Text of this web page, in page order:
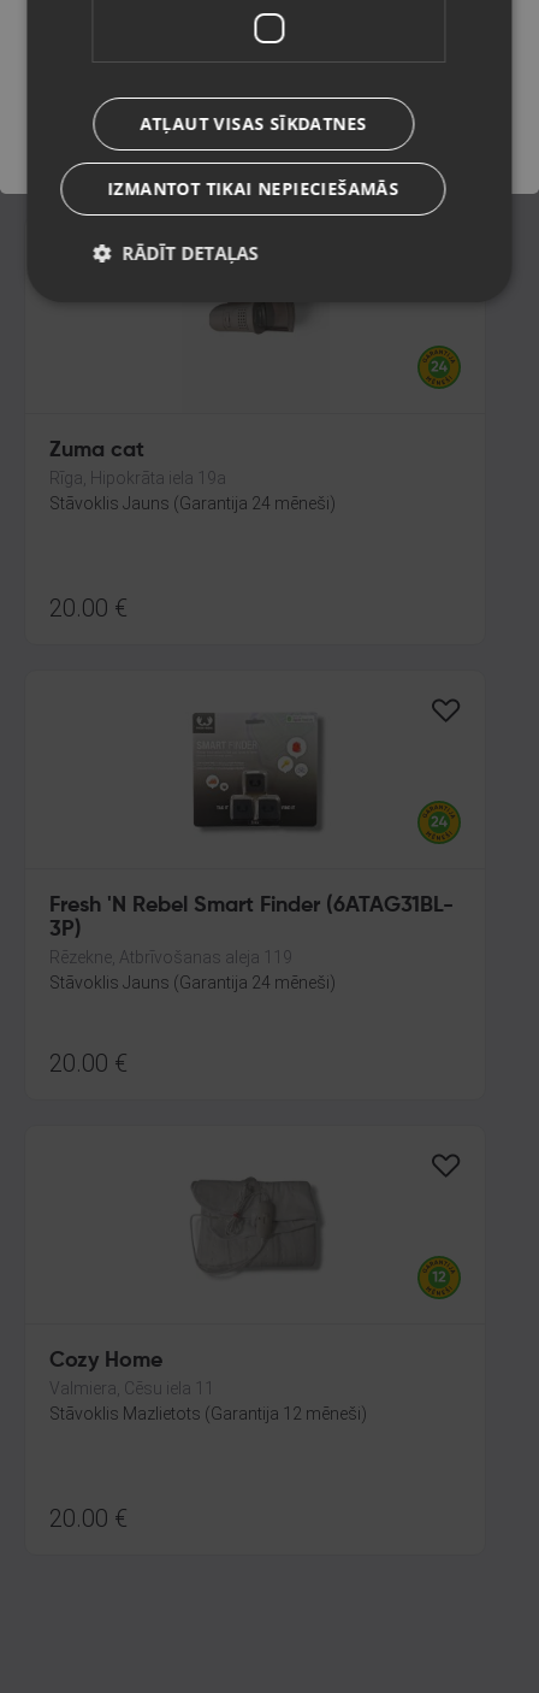
Stāvoklis Lietots (Garantija 6 mēneši)
€
Zuma cat
Rīga, Hipokrāta iela 19a
Stāvoklis Jauns (Garantija 24 mēneši)
20.00 €
Fresh 'N Rebel Smart Finder (6ATAG31BL-
3P)
Rēzekne, Atbrīvošanas aleja 119
Stāvoklis Jauns (Garantija 24 mēneši)
20.00 €
Cozy Home
Valmiera, Cēsu iela 11
Stāvoklis Mazlietots (Garantija 12 mēneši)
20.00 €
Saglabāt
ATĻAUT VISAS SĪKDATNES
IZMANTOT TIKAI NEPIECIEŠAMĀS
RĀDĪT DETAĻAS